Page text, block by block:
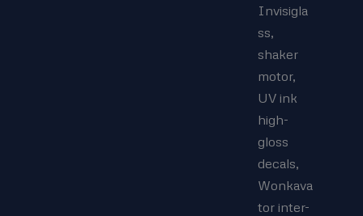
Invisigla
ss,
shaker
motor,
UV ink
high-
gloss
decals,
Wonkava
tor inter-